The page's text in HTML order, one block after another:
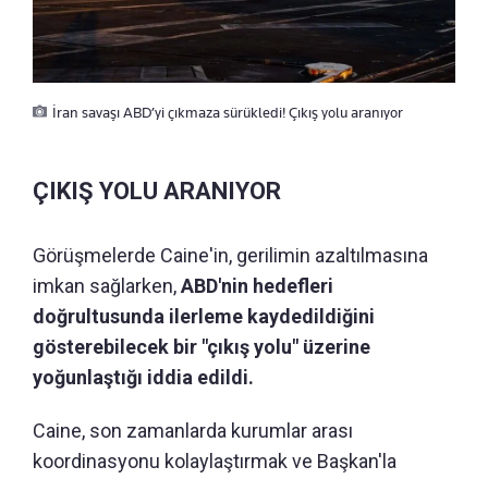
İran savaşı ABD’yi çıkmaza sürükledi! Çıkış yolu aranıyor
ÇIKIŞ YOLU ARANIYOR
Görüşmelerde Caine'in, gerilimin azaltılmasına
imkan sağlarken,ABD'nin hedefleri
doğrultusunda ilerleme kaydedildiğini
gösterebilecek bir "çıkış yolu" üzerine
yoğunlaştığı iddia edildi.
Caine, son zamanlarda kurumlar arası
koordinasyonu kolaylaştırmak ve Başkan'la